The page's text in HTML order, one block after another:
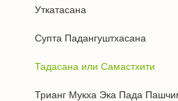
Уткатасана
Супта Падангуштхасана
Тадасана или Самастхити
Трианг Мукха Эка Пада